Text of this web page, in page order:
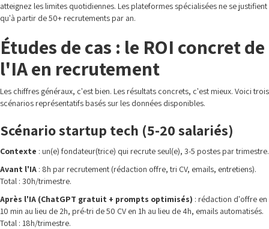
atteignez les limites quotidiennes. Les plateformes spécialisées ne se justifient
qu'à partir de 50+ recrutements par an.
Études de cas : le ROI concret de
l'IA en recrutement
Les chiffres généraux, c'est bien. Les résultats concrets, c'est mieux. Voici trois
scénarios représentatifs basés sur les données disponibles.
Scénario startup tech (5-20 salariés)
Contexte : un(e) fondateur(trice) qui recrute seul(e), 3-5 postes par trimestre.
Avant l'IA : 8h par recrutement (rédaction offre, tri CV, emails, entretiens).
Total : 30h/trimestre.
Après l'IA (ChatGPT gratuit + prompts optimisés) : rédaction d'offre en
10 min au lieu de 2h, pré-tri de 50 CV en 1h au lieu de 4h, emails automatisés.
Total : 18h/trimestre.